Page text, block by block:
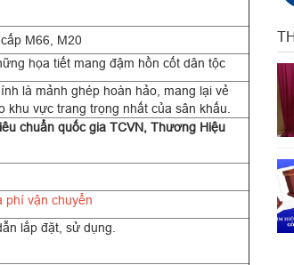
M66, M20
họa tiết mang đậm hồn cốt dân tộc
là mảnh ghép hoàn hảo, mang lại vẻ
vực trang trọng nhất của sân khấu.
chuẩn quốc gia TCVN, Thương Hiệu
phí vận chuyển
lắp đặt, sử dụng.